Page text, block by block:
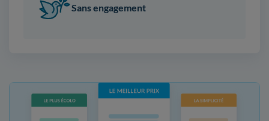
Sans engagement